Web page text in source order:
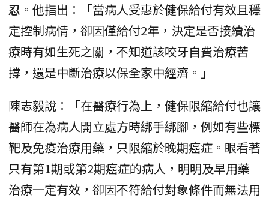
忍 。他指出：「當病人受惠於健保給付有效且穩
定控制病情，卻因僅給付2年，決定是否接續治
療時有如生死之關，不知道該咬牙自費治療苦
撐，還是中斷治療以保全家中經濟。」
陳志毅說：「在醫療行為上，健保限縮給付也讓
醫師在為病人開立處方時綁手綁腳，例如有些標
靶及免疫治療用藥，只限縮於晚期癌症。眼看著
只有第1期或第2期癌症的病人，明明及早用藥
治療一定有效，卻因不符給付對象條件而無法用